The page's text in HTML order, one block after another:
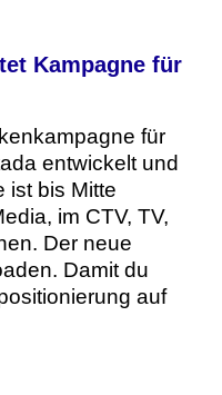
Kampagne für
für
entwickelt und
ist bis Mitte
im CTV, TV,
Der neue
Damit du
auf